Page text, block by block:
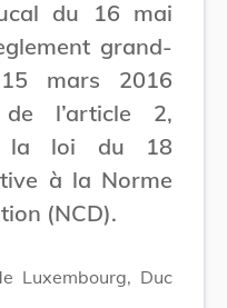
du 16 mai
grand-
mars 2016
l’article 2,
la loi du 18
à la Norme
(NCD).
Luxembourg, Duc